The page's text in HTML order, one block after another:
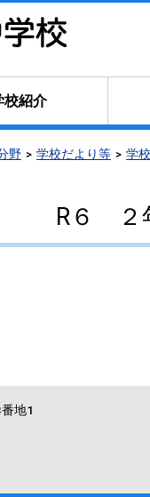
校紹介
野 学校だより等 学
R６ ２
地1